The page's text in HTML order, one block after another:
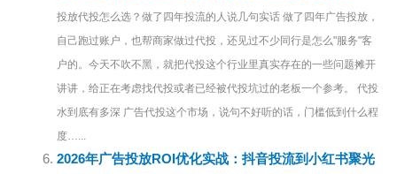
投放代投怎么选？做了四年投流的人说几句实话 做了四年广告投放，
自己跑过账户，也帮商家做过代投，还见过不少同行是怎么"服务"客
户的。今天不吹不黑，就把代投这个行业里真实存在的一些问题摊开
讲讲，给正在考虑找代投或者已经被代投坑过的老板一个参考。 代投
水到底有多深 广告代投这个市场，说句不好听的话，门槛低到什么程
度…...
2026年广告投放ROI优化实战：抖音投流到小红书聚光